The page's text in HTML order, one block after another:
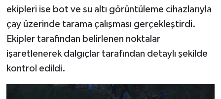
ekipleri ise bot ve su altı görüntüleme cihazlarıyla
çay üzerinde tarama çalışması gerçekleştirdi.
Ekipler tarafından belirlenen noktalar
işaretlenerek dalgıçlar tarafından detaylı şekilde
kontrol edildi.